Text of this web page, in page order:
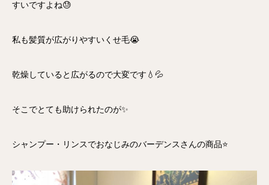
すいですよね😓
私も髪質が広がりやすいくせ毛😭
乾燥していると広がるので大変です💧💦
そこでとても助けられたのが✨
シャンプー・リンスでおなじみのバーデンスさんの商品⭐️